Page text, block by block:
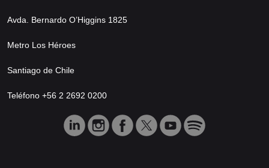
Avda. Bernardo O’Higgins 1825
Metro Los Héroes
Santiago de Chile
Teléfono +56 2 2692 0200